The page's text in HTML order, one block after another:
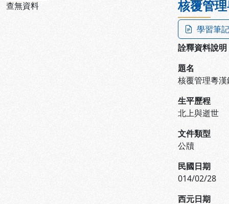
查無資料
核覆管
學習筆記
詮釋資料說明
題名
核覆管理粵
生平歷程
北上與逝世
文件類型
公牘
民國日期
014/02/28
西元日期